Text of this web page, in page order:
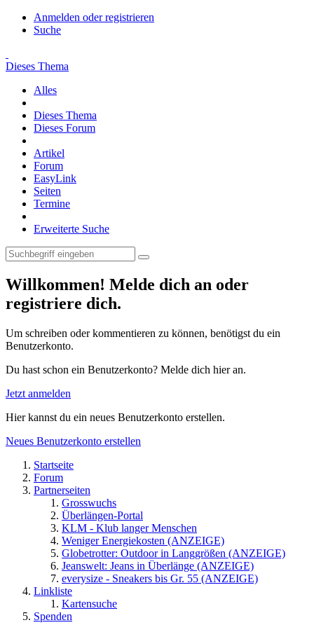
Anmelden oder registrieren
Suche
Dieses Thema
Alles
Dieses Thema
Dieses Forum
Artikel
Forum
EasyLink
Seiten
Termine
Erweiterte Suche
Willkommen! Melde dich an oder
registriere dich.
Um schreiben oder kommentieren zu können, benötigst du ein
Benutzerkonto.
Du hast schon ein Benutzerkonto? Melde dich hier an.
Jetzt anmelden
Hier kannst du ein neues Benutzerkonto erstellen.
Neues Benutzerkonto erstellen
Startseite
Forum
Partnerseiten
Grosswuchs
Überlängen-Portal
KLM - Klub langer Menschen
Weniger Energiekosten (ANZEIGE)
Globetrotter: Outdoor in Langgrößen (ANZEIGE)
Jeanswelt: Jeans in Überlänge (ANZEIGE)
everysize - Sneakers bis Gr. 55 (ANZEIGE)
Linkliste
Kartensuche
Spenden